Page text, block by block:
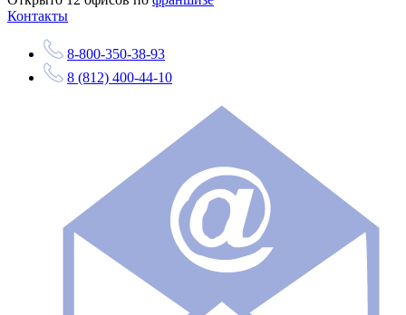
Контакты
8-800-350-38-93
8 (812) 400-44-10